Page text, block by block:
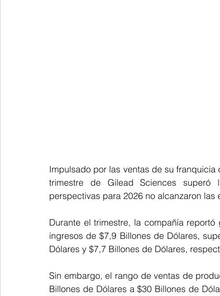
Impulsado por las ventas de su
trimestre de Gilead Sciences
perspectivas para 2026 no alcanzaron las
Durante el trimestre, la compañía
ingresos de $7,9 Billones de Dólares,
Dólares y $7,7 Billones de Dólares,
Sin embargo, el rango de ventas de
Billones de Dólares a $30 Billones de